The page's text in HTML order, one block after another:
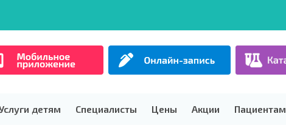
детям Специалисты Цены Акции Пациентам